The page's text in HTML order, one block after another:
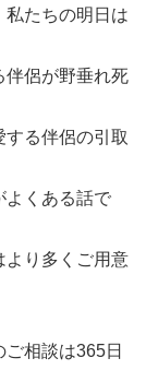
私たちの明日は
伴侶が野垂れ死
する伴侶の引取
よくある話で
より多くご用意
相談は365日